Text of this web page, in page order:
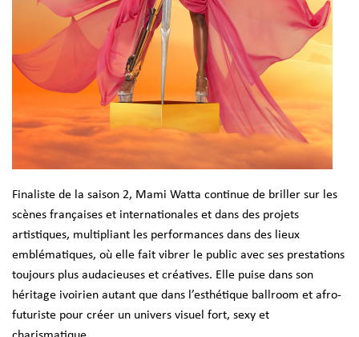
Finaliste de la saison 2, Mami Watta continue de briller sur les
scènes françaises et internationales et dans des projets
artistiques, multipliant les performances dans des lieux
emblématiques, où elle fait vibrer le public avec ses prestations
toujours plus audacieuses et créatives. Elle puise dans son
héritage ivoirien autant que dans l’esthétique ballroom et afro-
futuriste pour créer un univers visuel fort, sexy et